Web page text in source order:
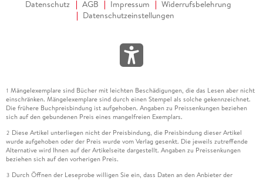
Datenschutz AGB Impressum
Widerrufsbelehrung
Datenschutzeinstellungen
1 Mängelexemplare sind Bücher mit leichten Beschädigungen, die das Lesen aber nicht
einschränken. Mängelexemplare sind durch einen Stempel als solche gekennzeichnet.
Die frühere Buchpreisbindung ist aufgehoben. Angaben zu Preissenkungen beziehen
sich auf den gebundenen Preis eines mangelfreien Exemplars.
2 Diese Artikel unterliegen nicht der Preisbindung, die Preisbindung dieser Artikel
wurde aufgehoben oder der Preis wurde vom Verlag gesenkt. Die jeweils zutreffende
Alternative wird Ihnen auf der Artikelseite dargestellt. Angaben zu Preissenkungen
beziehen sich auf den vorherigen Preis.
3 Durch Öffnen der Leseprobe willigen Sie ein, dass Daten an den Anbieter der